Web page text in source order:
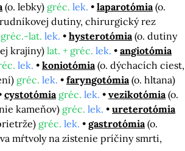
(o. lebky) gréc. lek. laparotómia (o.
dutiny, chirurgický rez
gréc.-lat. lek. hysterotómia (o. dutiny
krajiny)lat. + gréc. lek.
angiotómia
lek. koniotómia (o. dýchacích ciest,
gréc. lek. faryngotómia (o. hltana)
cystotómia gréc. lek. vezikotómia (o.
kameňov) gréc. lek.
ureterotómia
gréc. lek. gastrotómia (o.
mŕtvoly na zistenie príčiny smrti,